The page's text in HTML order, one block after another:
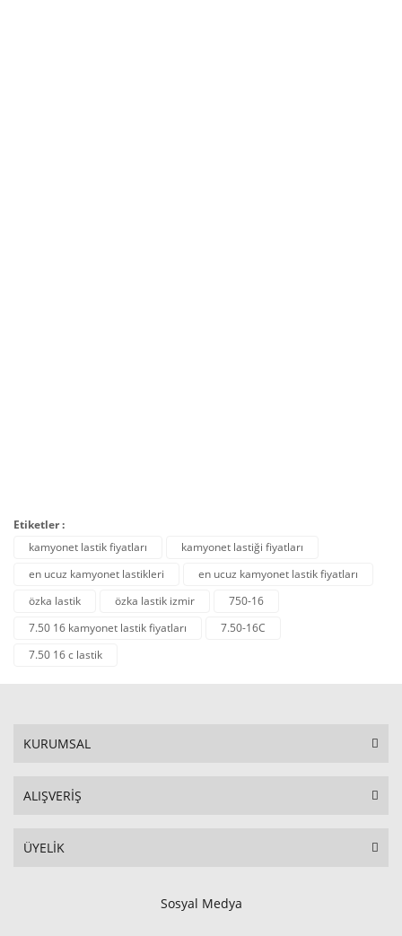
Etiketler :
kamyonet lastik fiyatları
kamyonet lastiği fiyatları
en ucuz kamyonet lastikleri
en ucuz kamyonet lastik fiyatları
özka lastik
özka lastik izmir
750-16
7.50 16 kamyonet lastik fiyatları
7.50-16C
7.50 16 c lastik
KURUMSAL
ALIŞVERİŞ
ÜYELİK
Sosyal Medya